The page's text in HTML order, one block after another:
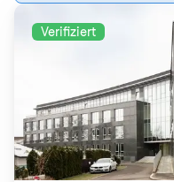
Verifiziert